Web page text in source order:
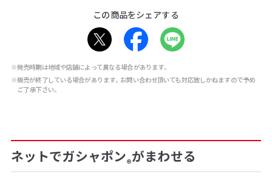
この商品をシェアする
※発売時期は地域や店舗によって異なる場合があります。
※販売が終了している場合があります。お問い合わせ頂いても対応致しかねますので予め
ご了承下さい。
ネットでガシャポン®がまわせる